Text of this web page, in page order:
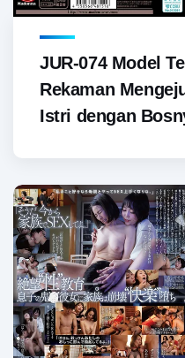
JUR-074 Model
Rekaman
Istri dengan